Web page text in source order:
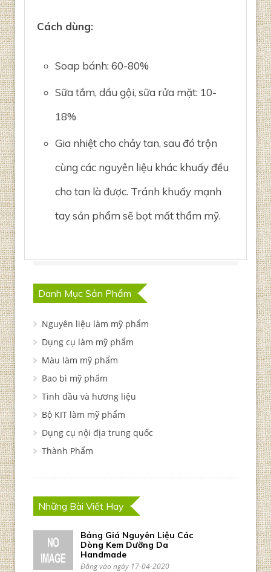
Cách dùng:
Soap bánh: 60-80%
Sữa tắm, dầu gội, sữa rửa mặt: 10-
18%
Gia nhiệt cho chảy tan, sau đó trộn
cùng các nguyên liệu khác khuấy đều
cho tan là được. Tránh khuấy mạnh
tay sản phẩm sẽ bọt mất thẩm mỹ.
Danh Mục Sản Phẩm
Nguyên liệu làm mỹ phẩm
Dụng cụ làm mỹ phẩm
Màu làm mỹ phẩm
Bao bì mỹ phẩm
Tinh dầu và hương liệu
Bộ KIT làm mỹ phẩm
Dụng cụ nội địa trung quốc
Thành Phẩm
Những Bài Viết Hay
Bảng Giá Nguyên Liệu Các
Dòng Kem Dưỡng Da
Handmade
Đăng vào ngày 17-04-2020